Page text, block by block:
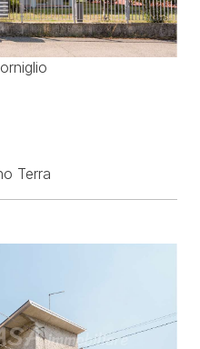
Terra